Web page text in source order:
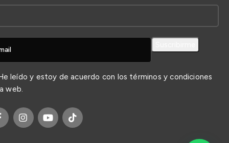
leído y estoy de acuerdo con los términos y condiciones
web.